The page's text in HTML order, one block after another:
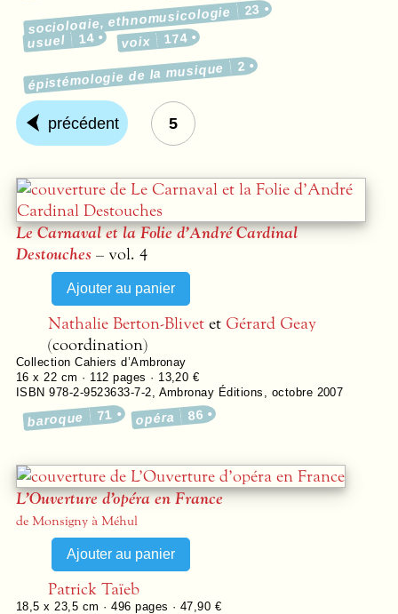
sociologie, ethnomusicologie 23
usuel 14 voix 174
épistémologie de la musique 2
précédent 5
Le Carnaval et la Folied’André Cardinal
Destouches – vol. 4
Nathalie Berton-Blivet et Gérard Geay
(coordination)
Collection Cahiers d’Ambronay
16 x 22 cm · 112 pages · 13,20 €
ISBN 978-2-9523633-7-2
Ambronay Éditions octobre 2007
baroque 71 opéra 86
L’Ouverture d’opéra en France
de Monsigny à Méhul
Patrick Taïeb
18,5 x 23,5 cm ·496 pages · 47,90 €